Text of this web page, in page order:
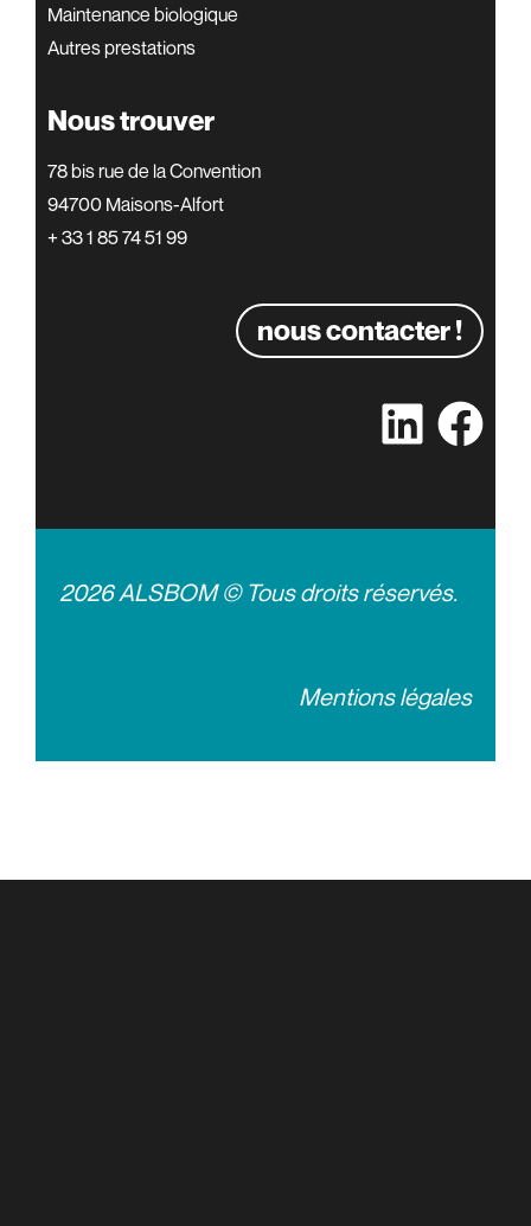
Maintenance biologique
Autres prestations
Nous trouver
78 bis rue de la Convention
94700 Maisons-Alfort
+ 33 1 85 74 51 99
nous contacter !
2026 ALSBOM © Tous droits réservés.
Mentions légales